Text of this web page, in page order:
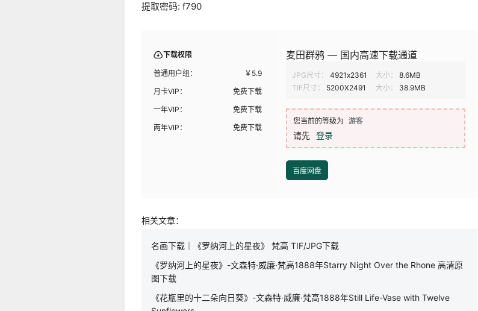
提取密码: f790
下载权限
普通用户组： ￥ 5.9
月卡VIP：
免费下载
一年VIP：
免费下载
两年VIP：
免费下载
麦田群鸦 — 国内高速下载通道
JPG尺寸： 4921x2361 大小：
8.6MB
TIF尺寸：
5200X2491 大小： 38.9MB
您当前的等级为 游客
请先 登录
百度网盘
相关文章：
名画下载｜《罗纳河上的星夜》 梵高 TIF/JPG下载
《罗纳河上的星夜》-文森特·威廉·梵高1888年Starry Night Over the Rhone 高清原
图下载
《花瓶里的十二朵向日葵》-文森特·威廉·梵高1888年Still Life-Vase with Twelve